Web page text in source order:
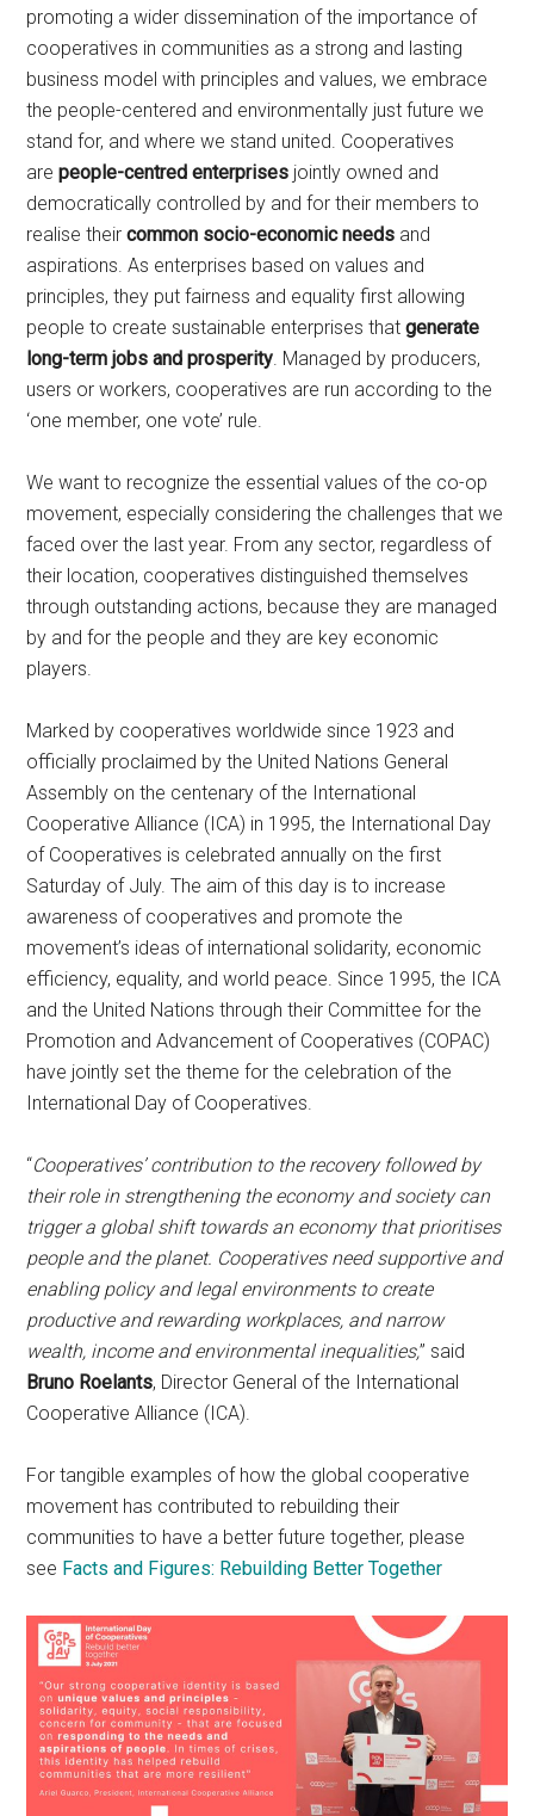
promoting a wider dissemination of the importance of
cooperatives in communities as a strong and lasting
business model with principles and values, we embrace
the people-centered and environmentally just future we
stand for, and where we stand united. Cooperatives
arepeople-centred enterprises jointly owned and
democratically controlled by and for their members to
realise theircommon socio-economic needs and
aspirations. As enterprises based on values and
principles, they put fairness and equality first allowing
people to create sustainable enterprises thatgenerate
long-term jobs and prosperity. Managed by producers,
users or workers, cooperatives are run according to the
‘one member, one vote’ rule.
We want to recognize the essential values of the co-op
movement, especially considering the challenges that we
faced over the last year. From any sector, regardless of
their location, cooperatives distinguished themselves
through outstanding actions, because they are managed
by and for the people and they are key economic
players.
Marked by cooperatives worldwide since 1923 and
officially proclaimed by the United Nations General
Assembly on the centenary of the International
Cooperative Alliance (ICA) in 1995, the International Day
of Cooperatives is celebrated annually on the first
Saturday of July. The aim of this day is to increase
awareness of cooperatives and promote the
movement’s ideas of international solidarity, economic
efficiency, equality, and world peace. Since 1995, the ICA
and the United Nations through their Committee for the
Promotion and Advancement of Cooperatives (COPAC)
have jointly set the theme for the celebration of the
International Day of Cooperatives.
“Cooperatives’ contribution to the recovery followed by
their role in strengthening the economy and society can
trigger a global shift towards an economy that prioritises
people and the planet. Cooperatives need supportive and
enabling policy and legal environments to create
productive and rewarding workplaces, and narrow
wealth, income and environmental inequalities,” said
Bruno Roelants, Director General of the International
Cooperative Alliance (ICA).
For tangible examples of how the global cooperative
movement has contributed to rebuilding their
communities to have a better future together, please
see Facts and Figures: Rebuilding Better Together